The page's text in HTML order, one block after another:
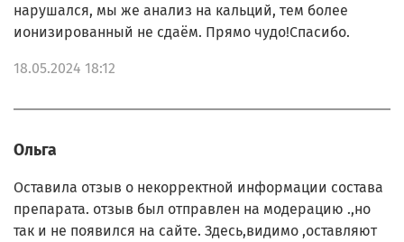
нарушался, мы же анализ на кальций, тем более
ионизированный не сдаём. Прямо чудо!Спасибо.
18.05.2024 18:12
Ольга
Оставила отзыв о некорректной информации состава
препарата. отзыв был отправлен на модерацию .,но
так и не появился на сайте. Здесь,видимо ,оставляют